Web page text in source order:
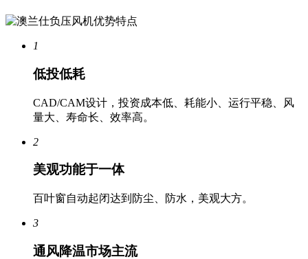
1
低投低耗
CAD/CAM设计，投资成本低、耗能小、运行平稳、风
量大、寿命长、效率高。
2
美观功能于一体
百叶窗自动起闭达到防尘、防水，美观大方。
3
通风降温市场主流